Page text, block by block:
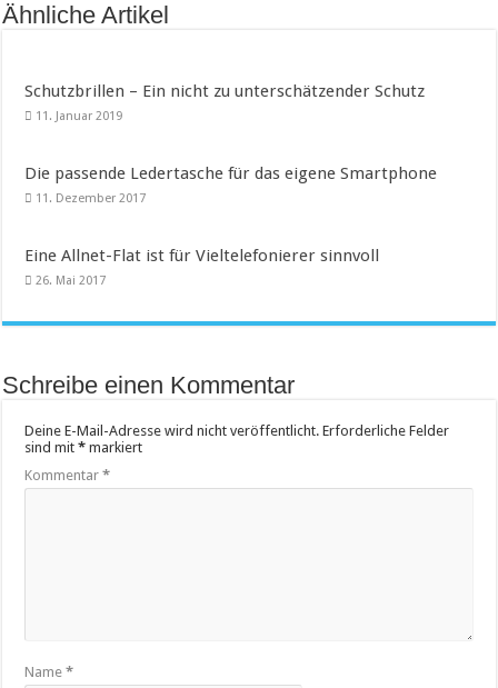
Ähnliche Artikel
Schutzbrillen – Ein nicht zu unterschätzender Schutz
11. Januar 2019
Die passende Ledertasche für das eigene Smartphone
11. Dezember 2017
Eine Allnet-Flat ist für Vieltelefonierer sinnvoll
26. Mai 2017
Schreibe einen Kommentar
Deine E-Mail-Adresse wird nicht veröffentlicht. Erforderliche Felder
sind mit* markiert
Kommentar*
Name*